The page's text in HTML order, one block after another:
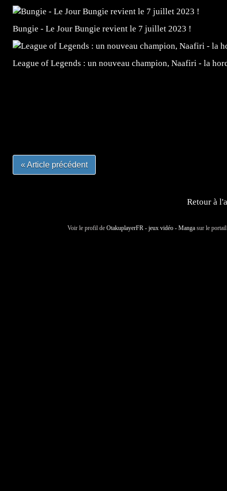
Bungie - Le Jour Bungie revient le 7 juillet 2023 !
League of Legends : un nouveau champion, Naafiri - la
« Article précédent
Retour à
Voir le profil de OtakuplayerFR - jeux vidéo - Manga sur le